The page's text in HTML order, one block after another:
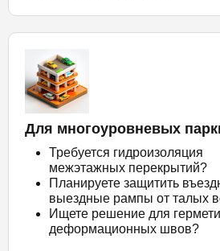
Для многоуровневых
Требуется гидроизоляция
межэтажных перекрытий?
Планируете защитить
выездные рампы от талых
Ищете решение для
деформационных швов?